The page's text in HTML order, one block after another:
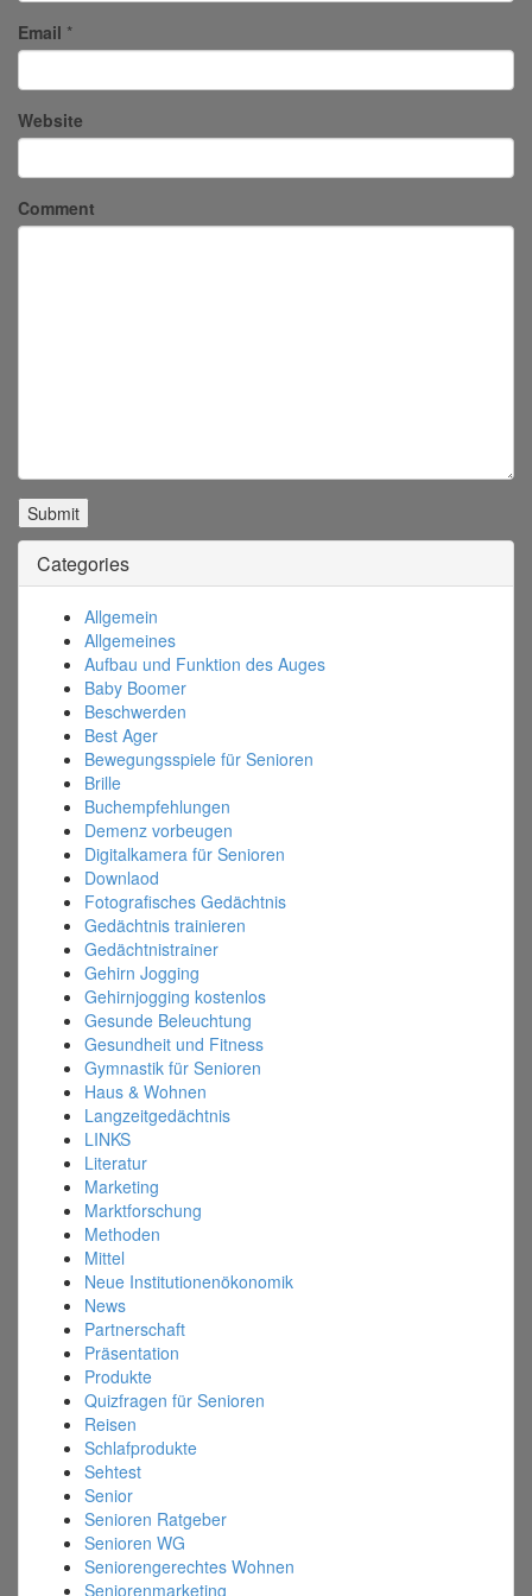
Email *
Website
Comment
Categories
Allgemein
Allgemeines
Aufbau und Funktion des Auges
Baby Boomer
Beschwerden
Best Ager
Bewegungsspiele für Senioren
Brille
Buchempfehlungen
Demenz vorbeugen
Digitalkamera für Senioren
Downlaod
Fotografisches Gedächtnis
Gedächtnis trainieren
Gedächtnistrainer
Gehirn Jogging
Gehirnjogging kostenlos
Gesunde Beleuchtung
Gesundheit und Fitness
Gymnastik für Senioren
Haus & Wohnen
Langzeitgedächtnis
LINKS
Literatur
Marketing
Marktforschung
Methoden
Mittel
Neue Institutionenökonomik
News
Partnerschaft
Präsentation
Produkte
Quizfragen für Senioren
Reisen
Schlafprodukte
Sehtest
Senior
Senioren Ratgeber
Senioren WG
Seniorengerechtes Wohnen
Seniorenmarketing